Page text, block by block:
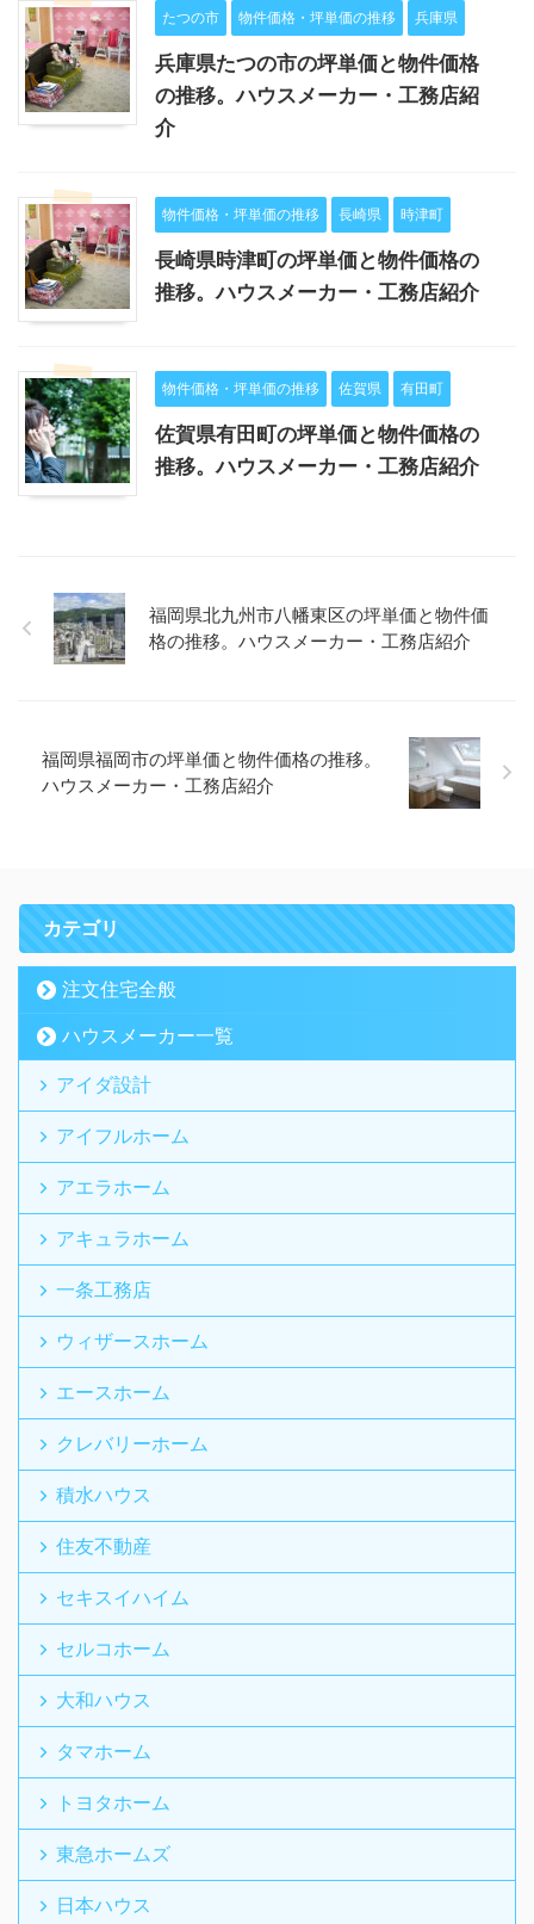
たつの市 物件価格・坪単価の推移 兵庫県
兵庫県たつの市の坪単価と物件価格
の推移。ハウスメーカー・工務店紹
介
物件価格・坪単価の推移 長崎県 時津町
長崎県時津町の坪単価と物件価格の
推移。ハウスメーカー・工務店紹介
物件価格・坪単価の推移 佐賀県 有田町
佐賀県有田町の坪単価と物件価格の
推移。ハウスメーカー・工務店紹介
福岡県北九州市八幡東区の坪単価と物件価
格の推移。ハウスメーカー・工務店紹介
福岡県福岡市の坪単価と物件価格の推移。
ハウスメーカー・工務店紹介
カテゴリ
注文住宅全般
ハウスメーカー一覧
アイダ設計
アイフルホーム
アエラホーム
アキュラホーム
一条工務店
ウィザースホーム
エースホーム
クレバリーホーム
積水ハウス
住友不動産
セキスイハイム
セルコホーム
大和ハウス
タマホーム
トヨタホーム
東急ホームズ
日本ハウス